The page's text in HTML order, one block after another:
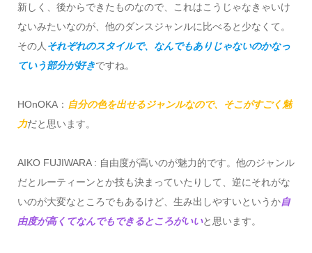
新しく、後からできたものなので、これはこうじゃなきゃいけ
ないみたいなのが、他のダンスジャンルに比べると少なくて。
その人 それぞれのスタイルで、なんでもありじゃないのかなっ
ていう部分が好きですね。
HOnOKA： 自分の色を出せるジャンルなので、そこがすごく魅
力だと思います。
AIKO FUJIWARA : 自由度が高いのが魅力的です。他のジャンル
だとルーティーンとか技も決まっていたりして、逆にそれがな
いのが大変なところでもあるけど、生み出しやすいというか自
由度が高くてなんでもできるところがいいと思います。